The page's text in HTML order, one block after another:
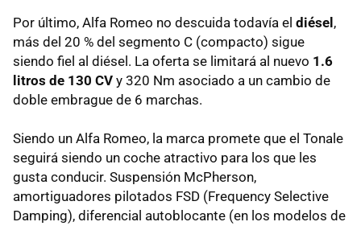
Por último, Alfa Romeo no descuida todavía el diésel ,
más del 20 % del segmento C (compacto) sigue
siendo fiel al diésel. La oferta se limitará al nuevo 1.6
litros de 130 CV y 320 Nm asociado a un cambio de
doble embrague de 6 marchas.
Siendo un Alfa Romeo, la marca promete que el Tonale
seguirá siendo un coche atractivo para los que les
gusta conducir. Suspensión McPherson,
amortiguadores pilotados FSD (Frequency Selective
Damping), diferencial autoblocante (en los modelos de